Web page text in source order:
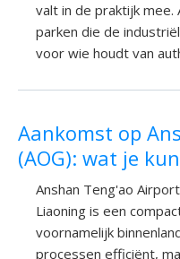
valt in de praktijk mee.
parken die de
voor wie houdt van
Aankomst op
(AOG): wat je
Anshan Teng'ao
Liaoning is een
voornamelijk
processen efficiënt,